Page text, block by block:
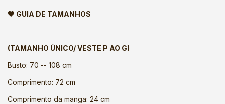
🖤 GUIA DE TAMANHOS
(TAMANHO ÚNICO/ VESTE P AO G)
Busto: 70 -- 108 cm
Comprimento: 72 cm
Comprimento da manga: 24 cm